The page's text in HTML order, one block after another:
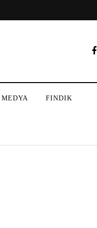
MEDYA FINDIK